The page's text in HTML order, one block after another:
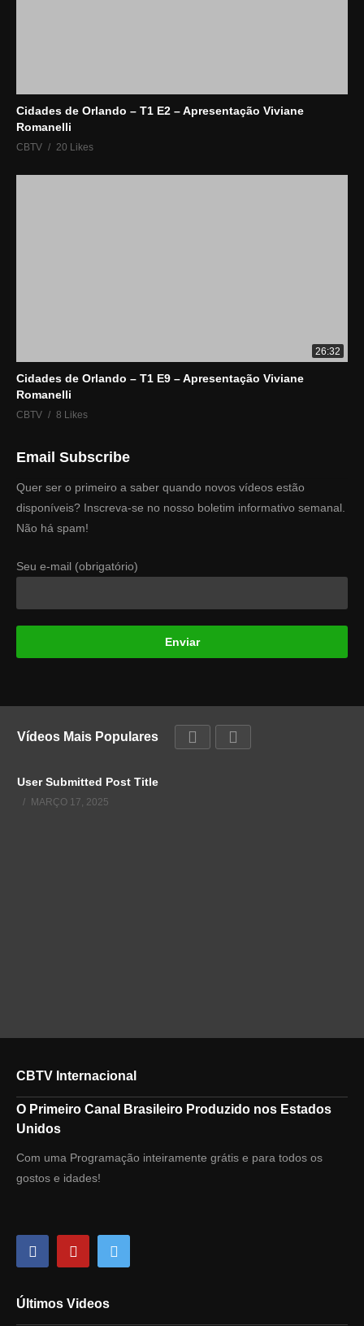
Cidades de Orlando – T1 E2 – Apresentação Viviane
Romanelli
CBTV 20 Likes
26:32
Cidades de Orlando – T1 E9 – Apresentação Viviane
Romanelli
CBTV 8 Likes
Email Subscribe
Quer ser o primeiro a saber quando novos vídeos estão
disponíveis? Inscreva-se no nosso boletim informativo semanal.
Não há spam!
Seu e-mail (obrigatório)
Vídeos Mais Populares
User Submitted Post Title
MARÇO 17, 2025
CBTV Internacional
O Primeiro Canal Brasileiro Produzido nos Estados
Unidos
Com uma Programação inteiramente grátis e para todos os
gostos e idades!
Últimos Videos